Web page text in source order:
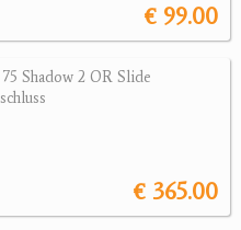
€ 99.00
Shadow 2 OR Slide
€ 365.00